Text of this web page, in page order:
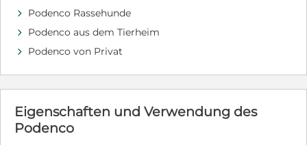
ihm beibringen, was zu einem Leben als
Familienmitglied so alles dazu gehört. Lotus hat ganz
viel Potential. Mit den richtigen Menschen an seiner
Seite wird er zu einem tollen Begleiter heranwachsen,
Fans, die Lotus ein schönes Zuhause schenken
möchten? Dann kontaktiert gerne seine Vermittlerin.
Schreibt eine E-Mail oder WhatsApp mit kurzer
Vorstellung und Rückrufnummer für ein erstes
Gespräch oder ruft zu den angegebenen Sprechzeiten
d Podenco Rassehunde
d Podenco aus dem Tierheim
d Podenco von Privat
Eigenschaften und Verwendung des
Podenco